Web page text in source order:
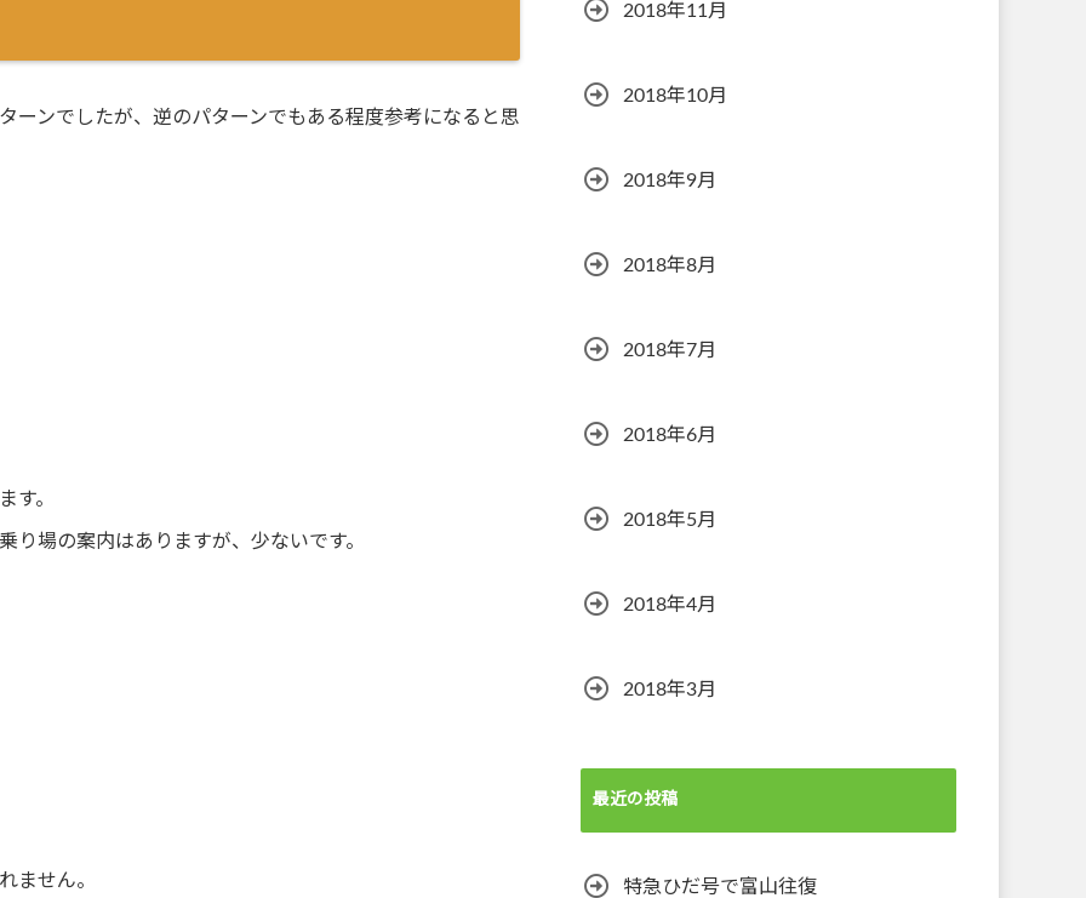
ーンでしたが、逆のパターンでもある程度参考になると思
す。
り場の案内はありますが、少ないです。
ません。
2018年11月
2018年10月
2018年9月
2018年8月
2018年7月
2018年6月
2018年5月
2018年4月
2018年3月
最近の投稿
特急ひだ号で富山往復